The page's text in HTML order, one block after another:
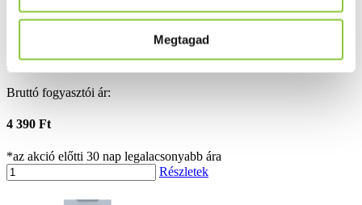
Megtagad
Gal C-komplex kapszula 90 db
Bruttó fogyasztói ár:
4 390 Ft
*az akció előtti 30 nap legalacsonyabb ára
Részletek